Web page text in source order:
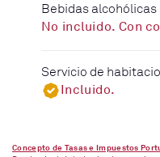
Bebidas alcohólicas
No incluido. Con
Servicio de
Incluido.
Concepto de Tasas e Impuestos